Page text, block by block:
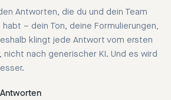
Antworten, die du und dein Team
– dein Ton, deine Formulierungen,
klingt jede Antwort vom ersten
nicht nach generischer KI. Und es wird